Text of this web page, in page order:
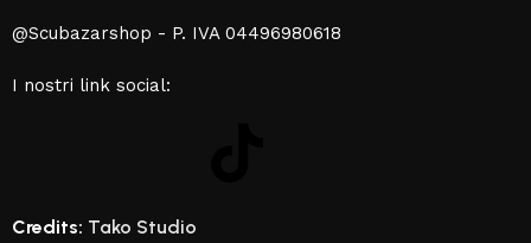
@Scubazarshop - P. IVA 04496980618
I nostri link social:
Credits: Tako Studio